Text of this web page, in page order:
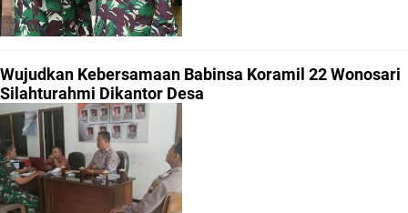
Wujudkan Kebersamaan Babinsa Koramil 22 Wonosari
Silahturahmi Dikantor Desa